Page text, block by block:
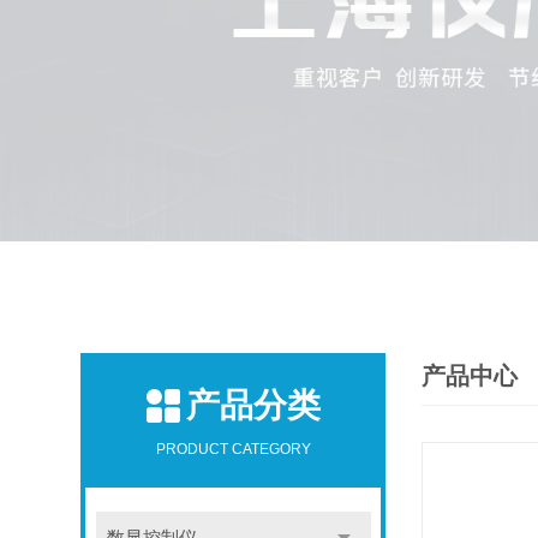
产品分类
PRODUCT CATEGORY
产品中心